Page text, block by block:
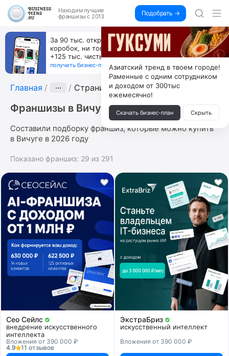
Находим лучшие
франшизы с 2013
Подобрать →
За 90 тыс. открой магазин на Авито, дома ни
коробок, ни товара, ни склада, зато каждый месяц
+125 тыс. чистыми
получить бизнес-план ↓
Главная ··· Страница 2
Франшизы в Вичуге
Составили подборку франшиз, которые можно купить
в Вичуге в 2026 году
Показано франшиз: 29 из 291
Сео Сейлс
внедрение искусственного
интеллекта
Вложения от 390 000 ₽
4.9
11 отзывов
ЭкстраБриз
искусственный интеллект
Вложения от 390 000 ₽
Азиатский тренд в твоем городе!
Раменные с одним сотрудником
и доходом от 300тыс
ежемесячно!
Скачать бизнес-план Скрыть